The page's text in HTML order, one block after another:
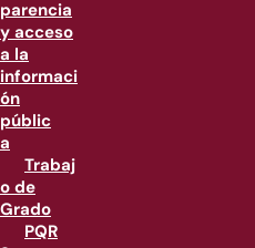
parencia
y acceso
a la
informaci
ón
públic
a
Trabaj
o de
Grado
PQR